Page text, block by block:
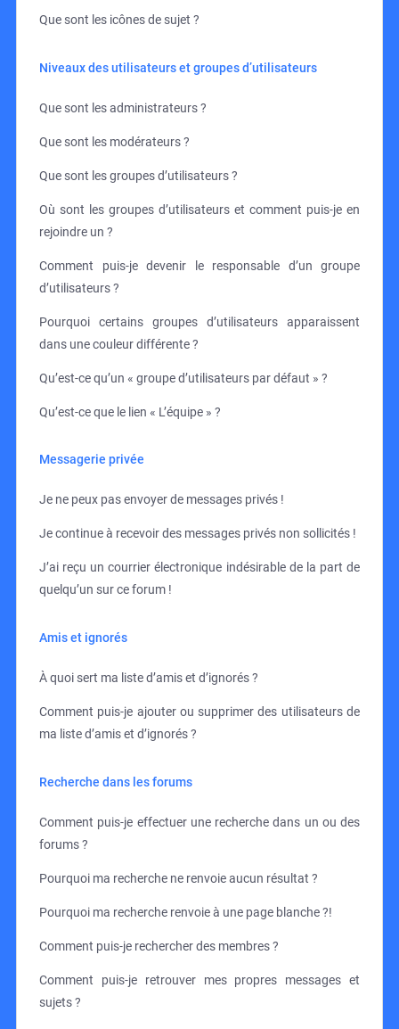
Que sont les icônes de sujet ?
Niveaux des utilisateurs et groupes d’utilisateurs
Que sont les administrateurs ?
Que sont les modérateurs ?
Que sont les groupes d’utilisateurs ?
Où sont les groupes d’utilisateurs et comment puis-je en
rejoindre un ?
Comment puis-je devenir le responsable d’un groupe
d’utilisateurs ?
Pourquoi certains groupes d’utilisateurs apparaissent
dans une couleur différente ?
Qu’est-ce qu’un « groupe d’utilisateurs par défaut » ?
Qu’est-ce que le lien « L’équipe » ?
Messagerie privée
Je ne peux pas envoyer de messages privés !
Je continue à recevoir des messages privés non sollicités !
J’ai reçu un courrier électronique indésirable de la part de
quelqu’un sur ce forum !
Amis et ignorés
À quoi sert ma liste d’amis et d’ignorés ?
Comment puis-je ajouter ou supprimer des utilisateurs de
ma liste d’amis et d’ignorés ?
Recherche dans les forums
Comment puis-je effectuer une recherche dans un ou des
forums ?
Pourquoi ma recherche ne renvoie aucun résultat ?
Pourquoi ma recherche renvoie à une page blanche ?!
Comment puis-je rechercher des membres ?
Comment puis-je retrouver mes propres messages et
sujets ?